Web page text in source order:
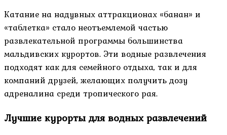
Катание на надувных аттракционах «банан» и
«таблетка» стало неотъемлемой частью
развлекательной программы большинства
мальдивских курортов. Эти водные развлечения
подходят как для семейного отдыха, так и для
компаний друзей, желающих получить дозу
адреналина среди тропического рая.
Лучшие курорты для водных развлечений